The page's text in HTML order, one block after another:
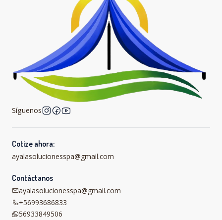
Síguenos
Cotize ahora:
ayalasolucionesspa@gmail.com
Contáctanos
ayalasolucionesspa@gmail.com
+56993686833
56933849506